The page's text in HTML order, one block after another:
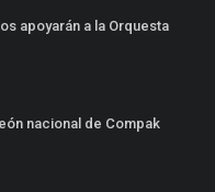
apoyarán a la Orquesta
nacional de Compak